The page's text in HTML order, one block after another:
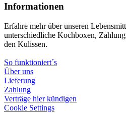
Informationen
Erfahre mehr über unseren
unterschiedliche Kochboxen,
den Kulissen.
So funktioniert´s
Über uns
Lieferung
Zahlung
Verträge hier kündigen
Cookie Settings